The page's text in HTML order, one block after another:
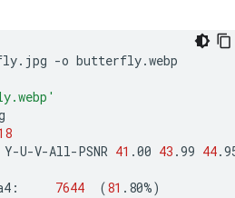
-o butterfly.webp
Y-U-V-All-PSNR 41 .00 43 .99 44
7644 (81 .80%)